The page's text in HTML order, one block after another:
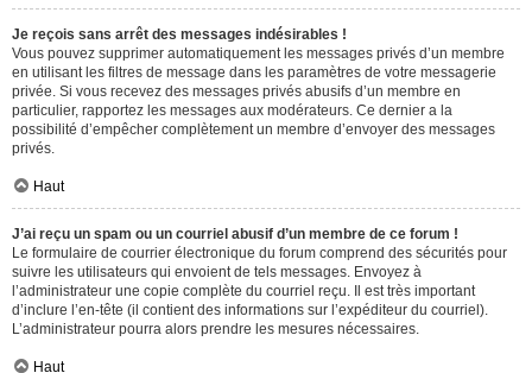
Je reçois sans arrêt des messages indésirables !
Vous pouvez supprimer automatiquement les messages privés d’un membre
en utilisant les filtres de message dans les paramètres de votre messagerie
privée. Si vous recevez des messages privés abusifs d’un membre en
particulier, rapportez les messages aux modérateurs. Ce dernier a la
possibilité d’empêcher complètement un membre d’envoyer des messages
privés.
Haut
J’ai reçu un spam ou un courriel abusif d’un membre de ce forum !
Le formulaire de courrier électronique du forum comprend des sécurités pour
suivre les utilisateurs qui envoient de tels messages. Envoyez à
l’administrateur une copie complète du courriel reçu. Il est très important
d’inclure l’en-tête (il contient des informations sur l’expéditeur du courriel).
L’administrateur pourra alors prendre les mesures nécessaires.
Haut